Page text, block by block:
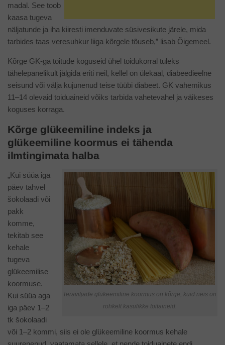
madal. See toob
kaasa tugeva
näljatunde ja iha kiiresti imenduvate süsivesikute järele, mida
tarbides taas veresuhkur liiga kõrgele tõuseb,” lisab Õigemeel.
Kõrge GK-ga toitude koguseid ühel toidukorral tuleks
tähelepanelikult jälgida eriti neil, kellel on ülekaal, diabeedieelne
seisund või välja kujunenud teise tüübi diabeet. GK vahemikus
11–14 olevaid toiduaineid võiks tarbida vahetevahel ja väikeses
koguses korraga.
Kõrge glükeemiline indeks ja
glükeemiline koormus ei tähenda
ilmtingimata halba
Teraviljade glükeemiline koormus on kõrge, kuid neis on
rohkelt kasulikke toitaineid.
„Kui süüa iga
päev tahvel
šokolaadi või
pakk
komme,
tekitab see
kehale
tugeva
glükeemilise
koormuse.
Kui süüa aga
iga päev 1–2
tk šokolaadi
või 1–2 kommi, siis ei ole glükeemiline koormus kehale